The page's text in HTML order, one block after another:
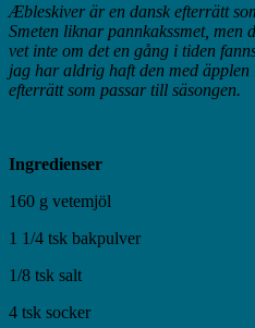
Æbleskiver är en dansk efterrätt
Smeten liknar pannkakssmet, men
vet inte om det en gång i tiden
jag har aldrig haft den med
efterrätt som passar till säsongen.
Ingredienser
160 g vetemjöl
1 1/4 tsk bakpulver
1/8 tsk salt
4 tsk socker